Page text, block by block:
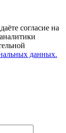
согласие на
данных.